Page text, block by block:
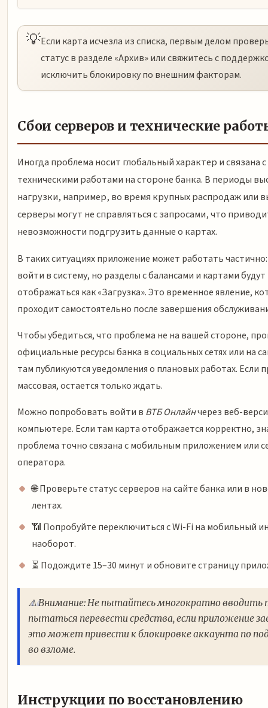
💡Если карта исчезла из списка, первым делом
статус в разделе «Архив» или свяжитесь с
исключить блокировку по внешним факторам.
Сбои серверов и технические
Иногда проблема носит глобальный характер и связана с
техническими работами на стороне банка. В периоды
нагрузки, например, во время крупных распродаж или
серверы могут не справляться с запросами, что
невозможности подгрузить данные о картах.
В таких ситуациях приложение может работать
войти в систему, но разделы с балансами и картами
отображаться как «Загрузка». Это временное явление,
проходит самостоятельно после завершения
Чтобы убедиться, что проблема не на вашей стороне,
официальные ресурсы банка в социальных сетях или на
там публикуются уведомления о плановых работах. Если
массовая, остается только ждать.
Можно попробовать войти в ВТБ Онлайнчерез веб-
компьютере. Если там карта отображается корректно,
проблема точно связана с мобильным приложением или
оператора.
🌐 Проверьте статус серверов на сайте банка или в
лентах.
📶 Попробуйте переключиться с Wi-Fi на мобильный
наоборот.
⏳ Подождите 15–30 минут и обновите страницу
⚠️ Внимание: Не пытайтесь многократно вводить
пытаться перевести средства, если приложение
это может привести к блокировке аккаунта по
во взломе.
Инструкции по восстановлению